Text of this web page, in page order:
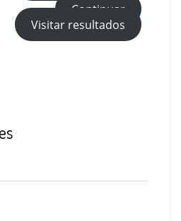
Continuar
Visitar resultados